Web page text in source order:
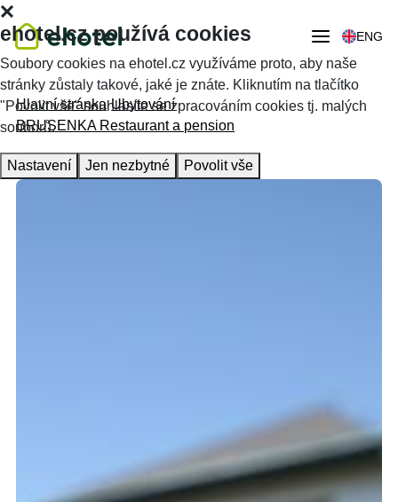
ENG
Hlavní stránka Ubytování
BRUSENKA Restaurant a pension
ehotel.cz používá cookies
Soubory cookies na ehotel.cz využíváme proto, aby naše
stránky zůstaly takové, jaké je znáte. Kliknutím na tlačítko
"Povolit vše" souhlasíte se zpracováním cookies tj. malých
souborů.
Nastavení Jen nezbytné Povolit vše